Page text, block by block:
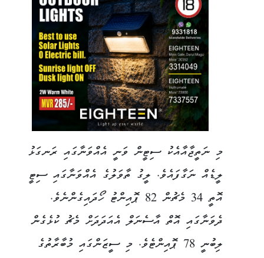
މި ނަތީޖާއާއެކު ސިޓީން ވަނީ އެއްވަނާގައި ރަނގަޅު
ލީޑެއް ނަގާފައެވެ. ލީގު ތާވަލުގެ އެއްވަނާގައި ސިޓީ
އޮތީ 34 މެޗުން 82 ޕޮއިންޓު ހޯދައިގެންނެވެ.
ދެވަނާގައި އޮތް އާސެނަލް އެއަދަދަށް މެޗު ކުޅެގެން
ލިބުނީ 78 ޕޮއިންޓެވެ. މި ސީޒަންގައި މުބާރާތުގެ